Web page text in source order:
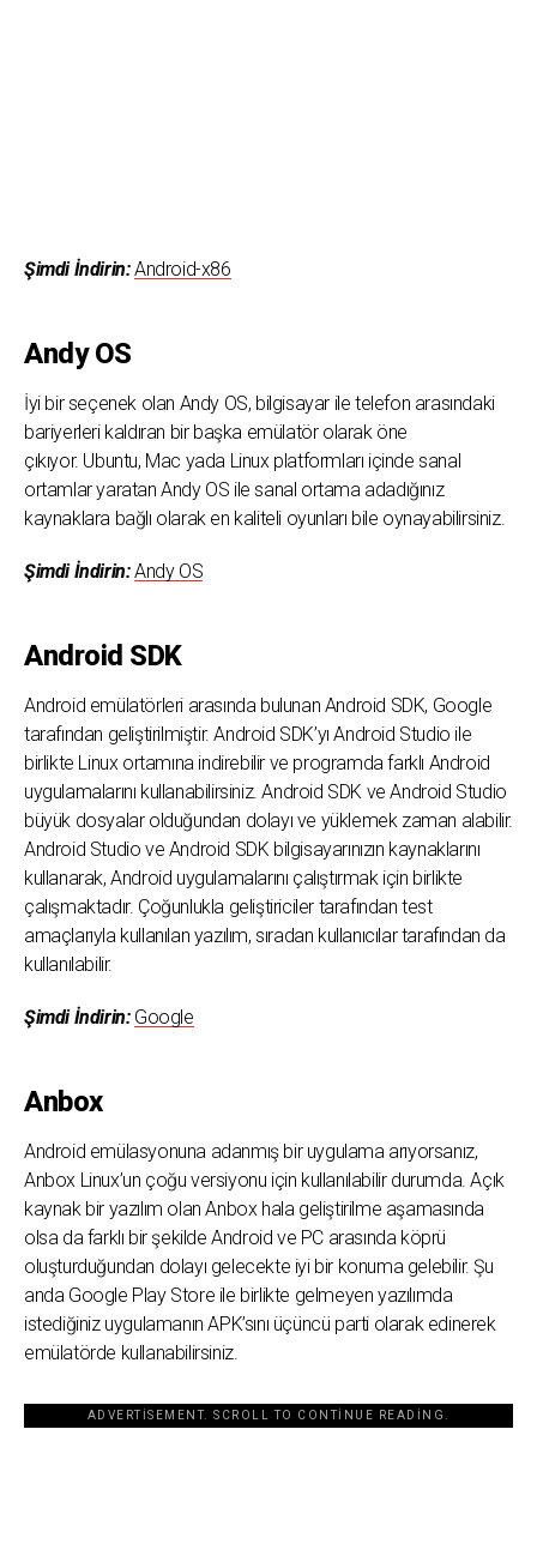
Şimdi İndirin:Android-x86
Andy OS
İyi bir seçenek olan Andy OS, bilgisayar ile telefon arasındaki
bariyerleri kaldıran bir başka emülatör olarak öne
çıkıyor. Ubuntu, Mac yada Linux platformları içinde sanal
ortamlar yaratan Andy OS ile sanal ortama adadığınız
kaynaklara bağlı olarak en kaliteli oyunları bile oynayabilirsiniz.
Şimdi İndirin:Andy OS
Android SDK
Android emülatörleri arasında bulunan Android SDK, Google
tarafından geliştirilmiştir. Android SDK’yı Android Studio ile
birlikte Linux ortamına indirebilir ve programda farklı Android
uygulamalarını kullanabilirsiniz. Android SDK ve Android Studio
büyük dosyalar olduğundan dolayı ve yüklemek zaman alabilir.
Android Studio ve Android SDK bilgisayarınızın kaynaklarını
kullanarak, Android uygulamalarını çalıştırmak için birlikte
çalışmaktadır. Çoğunlukla geliştiriciler tarafından test
amaçlarıyla kullanılan yazılım, sıradan kullanıcılar tarafından da
kullanılabilir.
Şimdi İndirin: Google
Anbox
Android emülasyonuna adanmış bir uygulama arıyorsanız,
Anbox Linux’un çoğu versiyonu için kullanılabilir durumda. Açık
kaynak bir yazılım olan Anbox hala geliştirilme aşamasında
olsa da farklı bir şekilde Android ve PC arasında köprü
oluşturduğundan dolayı gelecekte iyi bir konuma gelebilir. Şu
anda Google Play Store ile birlikte gelmeyen yazılımda
istediğiniz uygulamanın APK’sını üçüncü parti olarak edinerek
emülatörde kullanabilirsiniz.
ADVERTISEMENT. SCROLL TO CONTINUE READING.